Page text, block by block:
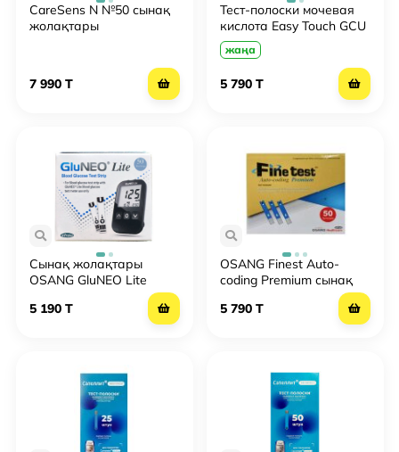
CareSens N №50 сынақ
жолақтары
7 990 T
Тест-полоски мочевая
кислота Easy Touch GCU
№ 25
жаңа
5 790 T
Сынақ жолақтары
OSANG GluNEO Lite
OSANG GluNEO Lite №50
5 190 T
OSANG Finest Auto-
coding Premium сынақ
5 790 T